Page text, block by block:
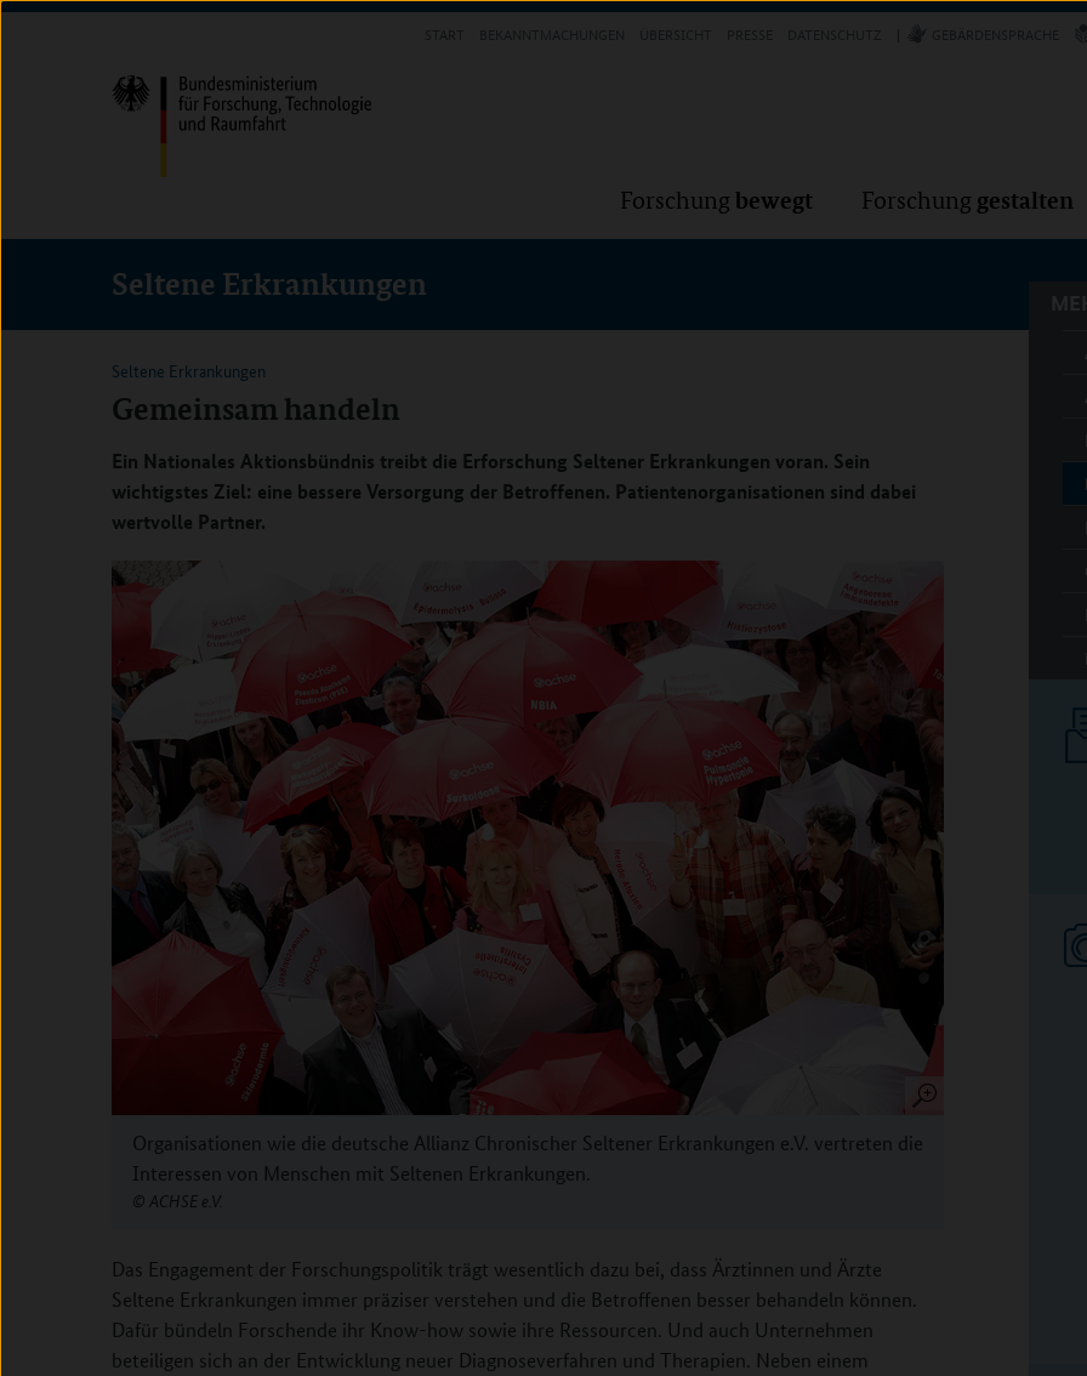
Direkt
(Eingabetaste)
Direkt
(Eingabetaste)
Direkt
(Eingabetaste)
Forschung bewegt Forschung gestalten
Seltene Erkrankungen
Seltene Erkrankungen
Gemeinsam handeln
Ein Nationales Aktionsbündnis treibt die Erforschung Seltener Erkrankungen voran. Sein
wichtigstes Ziel: eine bessere Versorgung der Betroffenen. Patientenorganisationen sind dabei
wertvolle Partner.
Organisationen wie die deutsche Allianz Chronischer Seltener Erkrankungen e.V. vertreten die
Interessen von Menschen mit Seltenen Erkrankungen.
ACHSE e.V.
Das Engagement der Forschungspolitik trägt wesentlich dazu bei, dass Ärztinnen und Ärzte
Seltene Erkrankungen immer präziser verstehen und die Betroffenen besser behandeln können.
Dafür bündeln Forschende ihr Know-how sowie ihre Ressourcen. Und auch Unternehmen
beteiligen sich an der Entwicklung neuer Diagnoseverfahren und Therapien. Neben einem
Forschung Forschung